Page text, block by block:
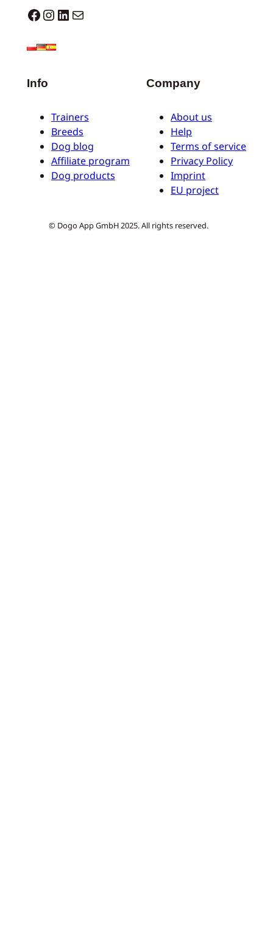
Dogo facebook InstagramLinkedIn E-mail
Info
Trainers
Breeds
Dog blog
Affiliate program
Dog products
Company
About us
Help
Terms of service
Privacy Policy
Imprint
EU project
© Dogo App GmbH 2025. All rights reserved.